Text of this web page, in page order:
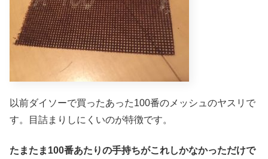
以前ダイソーで買ったあった100番のメッシュのヤスリで
す。目詰まりしにくいのが特徴です。
たまたま100番あたりの手持ちがこれしかなかっただけで